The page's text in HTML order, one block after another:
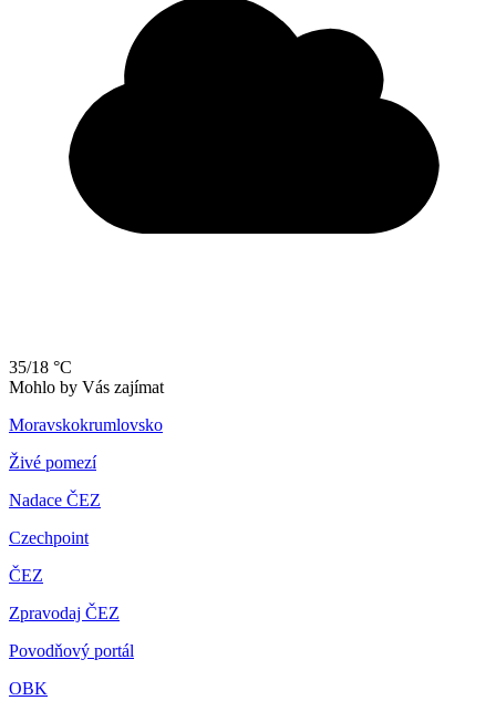
35/18 °C
Mohlo by Vás zajímat
Moravskokrumlovsko
Živé pomezí
Nadace ČEZ
Czechpoint
ČEZ
Zpravodaj ČEZ
Povodňový portál
OBK